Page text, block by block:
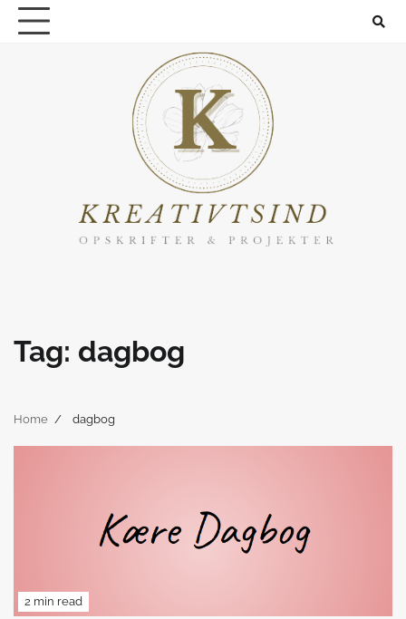
Skip
Tag: dagbog
Home dagbog
2 min read